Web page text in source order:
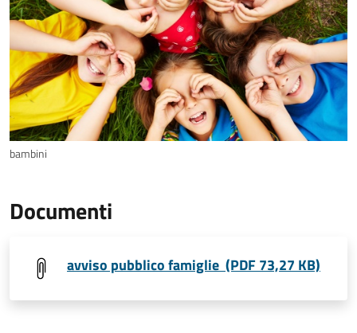
bambini
Documenti
avviso pubblico famiglie (PDF 73,27 KB)